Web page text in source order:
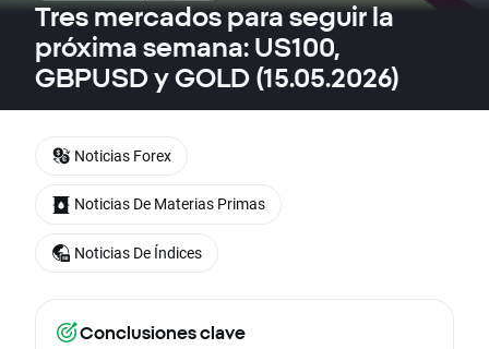
Tres mercados para seguir la
próxima semana: US100,
GBPUSD y GOLD (15.05.2026)
Conclusiones clave
Noticias Forex
Noticias De Materias Primas
Noticias De Índices